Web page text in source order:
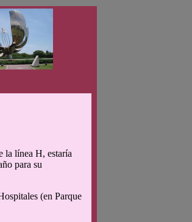
la línea H, estaría
para su
(en Parque